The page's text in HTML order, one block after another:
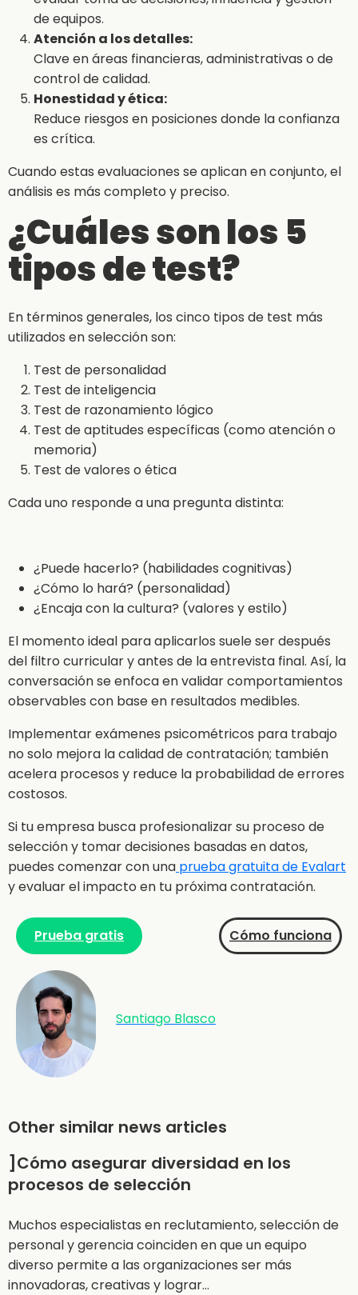
de equipos.
Atención a los detalles:
Clave en áreas financieras, administrativas o de
control de calidad.
Honestidad y ética:
Reduce riesgos en posiciones donde la confianza
es crítica.
Cuando estas evaluaciones se aplican en conjunto, el
análisis es más completo y preciso.
¿Cuáles son los 5
tipos de test?
En términos generales, los cinco tipos de test más
utilizados en selección son:
Test de personalidad
Test de inteligencia
Test de razonamiento lógico
Test de aptitudes específicas (como atención o
memoria)
Test de valores o ética
Cada uno responde a una pregunta distinta:
¿Puede hacerlo? (habilidades cognitivas)
¿Cómo lo hará? (personalidad)
¿Encaja con la cultura? (valores y estilo)
El momento ideal para aplicarlos suele ser después
del filtro curricular y antes de la entrevista final. Así, la
conversación se enfoca en validar comportamientos
observables con base en resultados medibles.
Implementar exámenes psicométricos para trabajo
no solo mejora la calidad de contratación; también
acelera procesos y reduce la probabilidad de errores
costosos.
Si tu empresa busca profesionalizar su proceso de
selección y tomar decisiones basadas en datos,
puedes comenzar con una prueba gratuita de Evalart
y evaluar el impacto en tu próxima contratación.
Prueba gratis Cómo funciona
Santiago Blasco
Other similar news articles
]Cómo asegurar diversidad en los
procesos de selección
Muchos especialistas en reclutamiento, selección de
personal y gerencia coinciden en que un equipo
diverso permite a las organizaciones ser más
innovadoras, creativas y lograr…